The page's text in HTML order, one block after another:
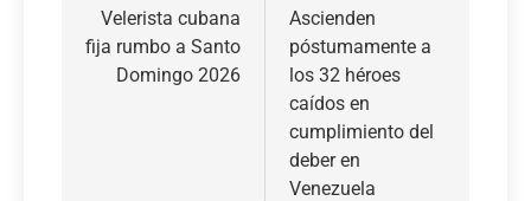
de
entradas
Velerista cubana
fija rumbo a Santo
Domingo 2026
Ascienden
póstumamente a
los 32 héroes
caídos en
cumplimiento del
deber en
Venezuela